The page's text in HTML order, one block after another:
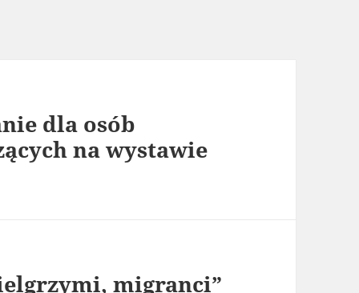
dla osób
na wystawie
migranci”